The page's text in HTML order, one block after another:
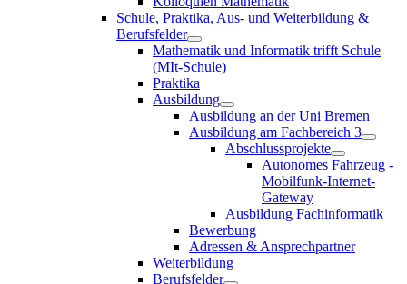
Schule, Praktika, Aus- und Weiterbildung &
Berufsfelder
Mathematik und Informatik trifft Schule
(MIt-Schule)
Praktika
Ausbildung
Ausbildung an der Uni Bremen
Ausbildung am Fachbereich 3
Abschlussprojekte
Autonomes Fahrzeug -
Mobilfunk-Internet-
Gateway
Ausbildung Fachinformatik
Bewerbung
Adressen & Ansprechpartner
Weiterbildung
Berufsfelder